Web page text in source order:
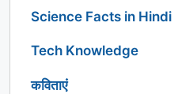
Science Facts in Hindi
Tech Knowledge
कविताएं